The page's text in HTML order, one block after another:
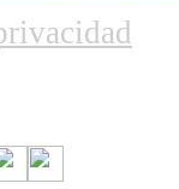
con una gran
y comienza a ganar.